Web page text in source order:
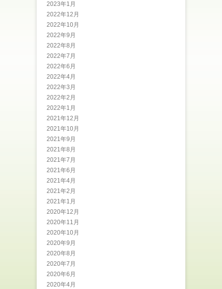
2023年1月
2022年12月
2022年10月
2022年9月
2022年8月
2022年7月
2022年6月
2022年4月
2022年3月
2022年2月
2022年1月
2021年12月
2021年10月
2021年9月
2021年8月
2021年7月
2021年6月
2021年4月
2021年2月
2021年1月
2020年12月
2020年11月
2020年10月
2020年9月
2020年8月
2020年7月
2020年6月
2020年4月